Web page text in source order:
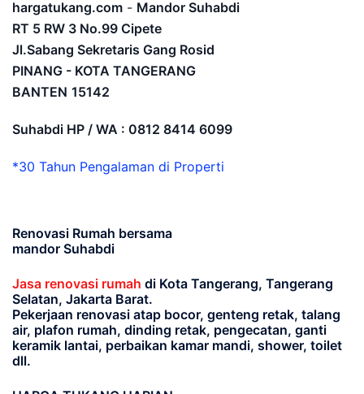
hargatukang.com - Mandor Suhabdi
RT 5 RW 3 No.99 Cipete
Jl.Sabang Sekretaris Gang Rosid
PINANG - KOTA TANGERANG
BANTEN 15142
Suhabdi HP / WA : 0812 8414 6099
*30 Tahun Pengalaman di Properti
Renovasi Rumah bersama
mandor Suhabdi
Jasa renovasi rumah di Kota Tangerang, Tangerang
Selatan, Jakarta Barat.
Pekerjaan renovasi atap bocor, genteng retak, talang
air, plafon rumah, dinding retak, pengecatan, ganti
keramik lantai, perbaikan kamar mandi, shower, toilet
dll.